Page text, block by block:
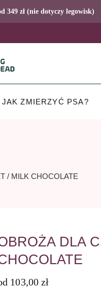
349 zł (nie dotyczy legowisk)
JAK ZMIERZYĆ PSA?
/ MILK CHOCOLATE
DLA
103,00 zł